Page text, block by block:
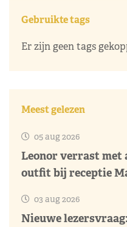
Gebruikte tags
Er zijn geen tags
Meest gelezen
05 aug 2026
Leonor verrast met
outfit bij receptie
03 aug 2026
Nieuwe